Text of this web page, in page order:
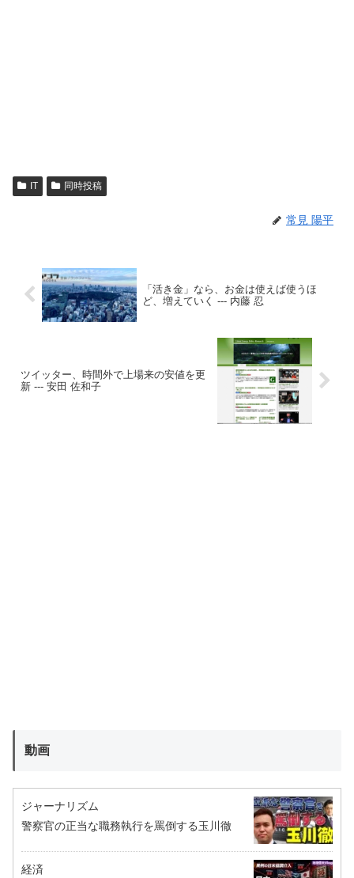
IT 同時投稿
常見 陽平
「活き金」なら、お金は使えば使うほ
ど、増えていく --- 内藤 忍
ツイッター、時間外で上場来の安値を更
新 --- 安田 佐和子
動画
ジャーナリズム
警察官の正当な職務執行を罵倒する玉川徹
経済